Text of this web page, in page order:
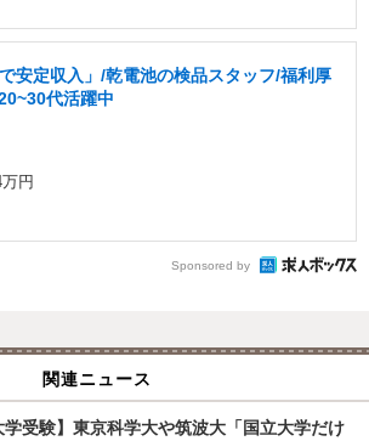
安定収入」/乾電池の検品スタッフ/福利厚
代活躍中
円
Sponsored by
関連ニュース
学受験】東京科学大や筑波大「国立大学だけ